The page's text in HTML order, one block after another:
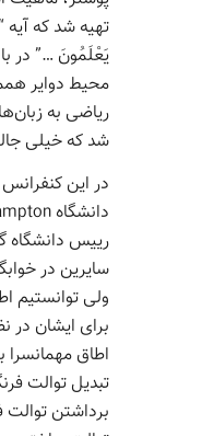
تهیه شد که
یَعْلَمُونَ …” در
محیط دوایر
ریاضی به
شد که خیلی
در این
رییس دانشگاه
سایرین در
ولی توانستیم
برای ایشان در
اطاق مهمانسرا
تبدیل توالت
برداشتن